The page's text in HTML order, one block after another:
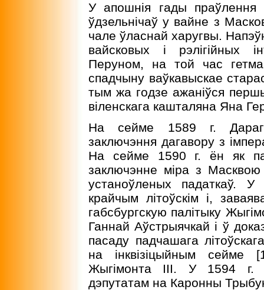
У апошнiя гады
ўдзельнiчаў у вайне з
чале ўласнай харугвы.
вайсковых i рэлiгiйных
Перуном, на той час
спадчыну ваўкавыскае
тым жа годзе ажанiўся
вiленскага кашталяна Яна
На сейме 1589 г.
заключэння дагавору з
На сейме 1590 г. ён як
заключэнне мiра з
устаноўленых падаткаў.
крайчым лiтоўскiм i,
габсбургскую палiтыку
Ганнай Аўстрыячкай i ў
пасаду падчашага
на iнквiзiцыйным сейме
Жыгiмонта III. У 1594 г.
дэпутатам на Каронны